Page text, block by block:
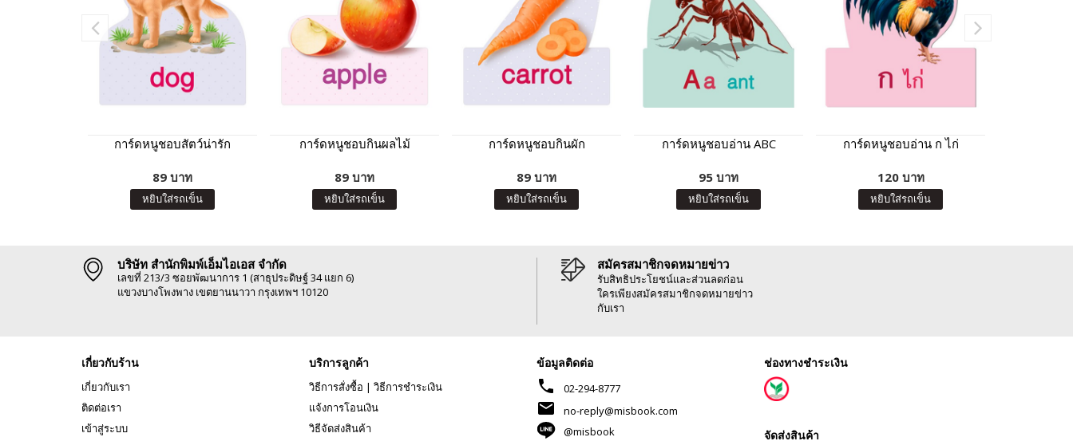
การ์ดหนูชอบสัตว์น่ารัก
89 บาท
หยิบใส่รถเข็น
การ์ดหนูชอบกินผลไม้
89 บาท
หยิบใส่รถเข็น
การ์ดหนูชอบกินผัก
89 บาท
หยิบใส่รถเข็น
การ์ดหนูชอบอ่าน ABC
95 บาท
หยิบใส่รถเข็น
การ์ดหนูชอบอ่าน ก ไก่
120 บาท
หยิบใส่รถเข็น
บริษัท สำนักพิมพ์เอ็มไอเอส จำกัด
เลขที่ 213/3 ซอยพัฒนาการ 1 (สาธุประดิษฐ์ 34 แยก 6)
แขวงบางโพงพาง เขตยานนาวา กรุงเทพฯ 10120
สมัครสมาชิกจดหมายข่าว
รับสิทธิประโยชน์และส่วนลดก่อน
ใครเพียงสมัครสมาชิกจดหมายข่าว
กับเรา
เกี่ยวกับร้าน
เกี่ยวกับเรา
ติดต่อเรา
เข้าสู่ระบบ
บริการลูกค้า
วิธีการสั่งซื้อ | วิธีการชำระเงิน
แจ้งการโอนเงิน
วิธีจัดส่งสินค้า
ข้อมูลติดต่อ
phone 02-294-8777
mail
no-reply@misbook.com
@misbook
ช่องทางชำระเงิน
จัดส่งสินค้า